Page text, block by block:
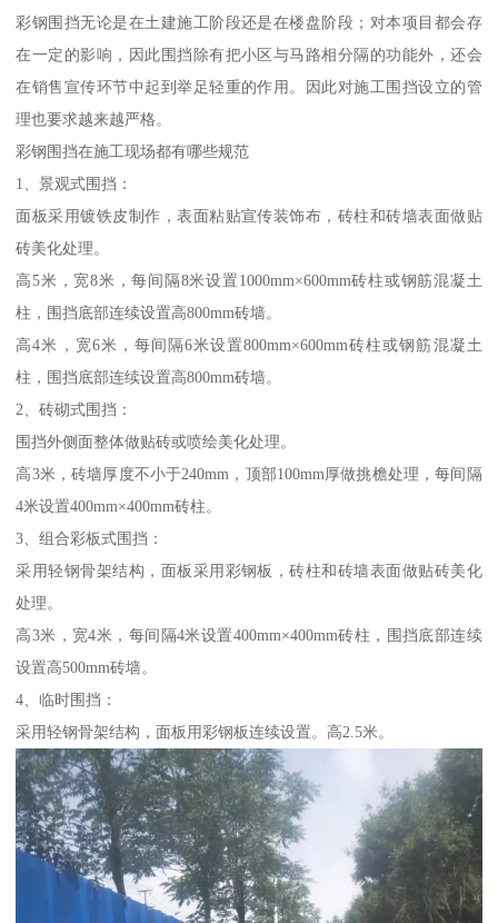
彩钢围挡无论是在土建施工阶段还是在楼盘阶段；对本项目都会存
在一定的影响，因此围挡除有把小区与马路相分隔的功能外，还会
在销售宣传环节中起到举足轻重的作用。因此对施工围挡设立的管
理也要求越来越严格。
彩钢围挡在施工现场都有哪些规范
1、景观式围挡：
面板采用镀铁皮制作，表面粘贴宣传装饰布，砖柱和砖墙表面做贴
砖美化处理。
高5米，宽8米，每间隔8米设置1000mm×600mm砖柱或钢筋混凝土
柱，围挡底部连续设置高800mm砖墙。
高4米，宽6米，每间隔6米设置800mm×600mm砖柱或钢筋混凝土
柱，围挡底部连续设置高800mm砖墙。
2、砖砌式围挡：
围挡外侧面整体做贴砖或喷绘美化处理。
高3米，砖墙厚度不小于240mm，顶部100mm厚做挑檐处理，每间隔
4米设置400mm×400mm砖柱。
3、组合彩板式围挡：
采用轻钢骨架结构，面板采用彩钢板，砖柱和砖墙表面做贴砖美化
处理。
高3米，宽4米，每间隔4米设置400mm×400mm砖柱，围挡底部连续
设置高500mm砖墙。
4、临时围挡：
采用轻钢骨架结构，面板用彩钢板连续设置。高2.5米。